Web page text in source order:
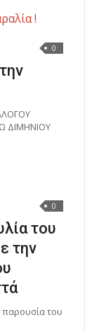
0
ΔΙΜΗΝΙΟΥ
0
του
την
παρουσία του